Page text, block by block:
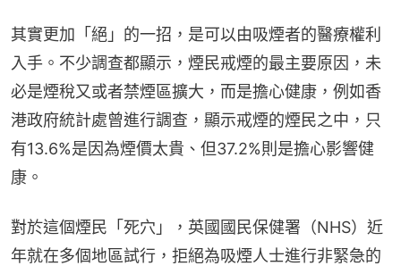
其實更加「絕」的一招，是可以由吸煙者的醫療權利
入手。不少調查都顯示，煙民戒煙的最主要原因，未
必是煙稅又或者禁煙區擴大，而是擔心健康，例如香
港政府統計處曾進行調查，顯示戒煙的煙民之中，只
有13.6%是因為煙價太貴、但37.2%則是擔心影響健
康。
對於這個煙民「死穴」，英國國民保健署（NHS）近
年就在多個地區試行，拒絕為吸煙人士進行非緊急的